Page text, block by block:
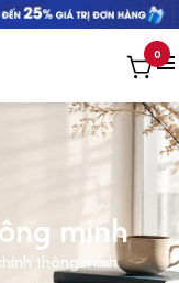
0
minh
thông minh